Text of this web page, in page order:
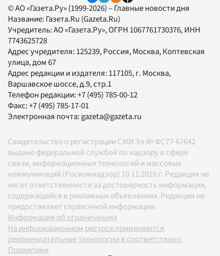
© АО «Газета.Ру» (1999-2026) – Главные новости дня
Название: Газета.Ru (Gazeta.Ru)
Учредитель:АО «Газета.Ру», ОГРН 1067761730376, ИНН
7743625728
Адрес учредителя: 125239, Россия, Москва, Коптевская
улица, дом 67
Адрес редакции и издателя: 117105, г. Москва,
Варшавское шоссе, д.9, стр.1
Телефон редакции:+7 (495) 785-00-12
Факс:+7 (495) 785-17-01
Электронная почта:gazeta@gazeta.ru
Свидетельство о регистрации СМИ Эл № ФС77-67642
выдано федеральной службой по надзору в сфере
связи, информационных технологий и массовых
коммуникаций (Роскомнадзор) 10.11.2016 г. Редакция не
несет ответственности за достоверность информации,
содержащейся в рекламных объявлениях. Редакция не
предоставляет справочной информации.
Информация об ограничениях
На информационном ресурсе применяются
рекомендательные технологии в соответствии с
Правилами